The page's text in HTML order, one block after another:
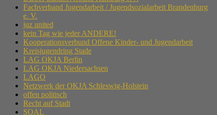
Fachverband Jugendarbeit / Jugendsozialarbeit Brandenburg
e. V.
juz united
kein Tag wie jeder ANDERE!
Kooperationsverbund Offene Kinder- und Jugendarbeit
Kreisjugendring Stade
LAG OKJA Berlin
LAG OKJA Niedersachsen
LAGO
Netzwerk der OKJA Schleswig-Holstein
offen politisch
Recht auf Stadt
SOAL